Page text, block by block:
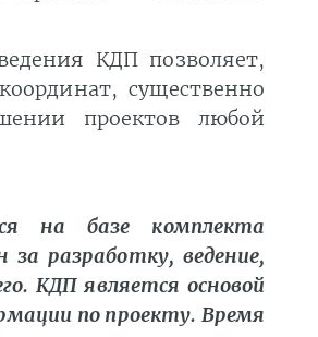
КДП позволяет,
существенно
проектов любой
на базе комплекта
разработку, ведение,
КДП является основой
по проекту. Время